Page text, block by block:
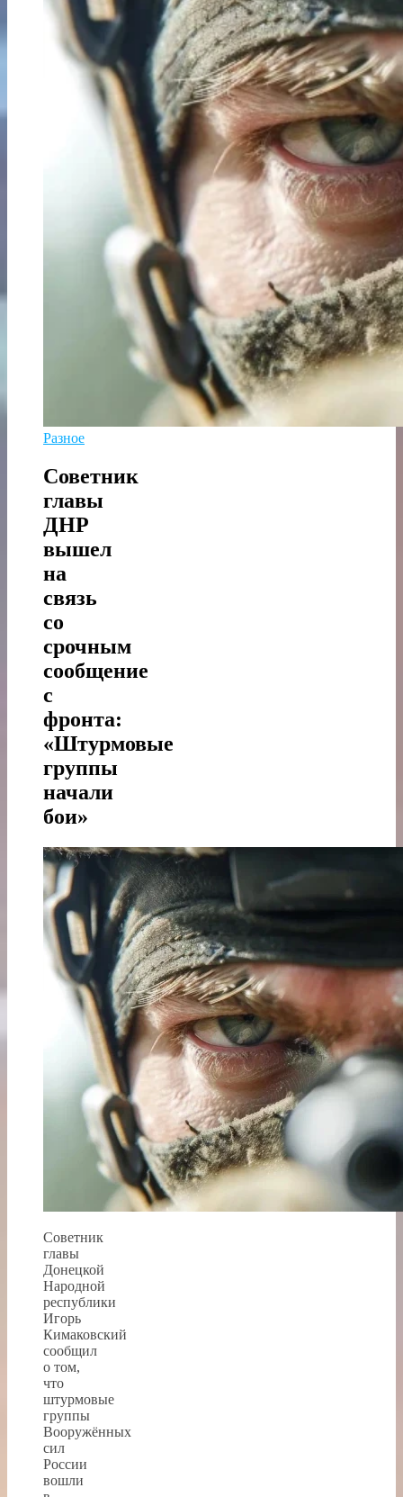
Разное
Советник
главы
ДНР
вышел
на
связь
со
срочным
сообщение
с
фронта:
«Штурмовые
группы
начали
бои»
Советник
главы
Донецкой
Народной
республики
Игорь
Кимаковский
сообщил
о том,
что
штурмовые
группы
Вооружённых
сил
России
вошли